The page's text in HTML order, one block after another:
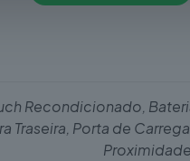
Recondicionado,
Traseira, Porta de